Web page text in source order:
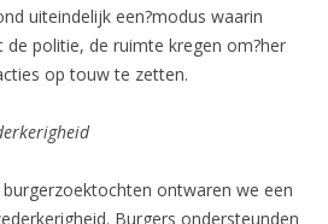
uiteindelijk een?modus waarin
politie, de ruimte kregen om?her
op touw te zetten.
ontwaren we een
Burgers ondersteunden